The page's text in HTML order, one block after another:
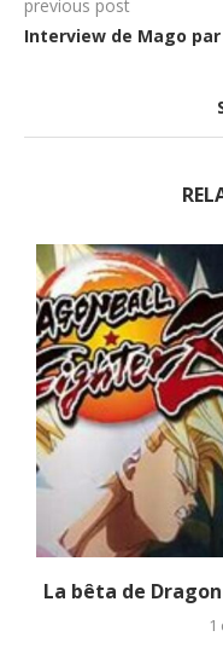
previous post
Interview de Mago par
La bêta de
1